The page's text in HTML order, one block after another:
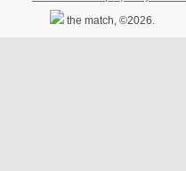
the match, ©2026.